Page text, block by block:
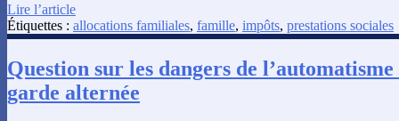
Lire l’article
Étiquettes : allocations familiales, famille, impôts, prestations sociales
Question sur les dangers de
garde alternée